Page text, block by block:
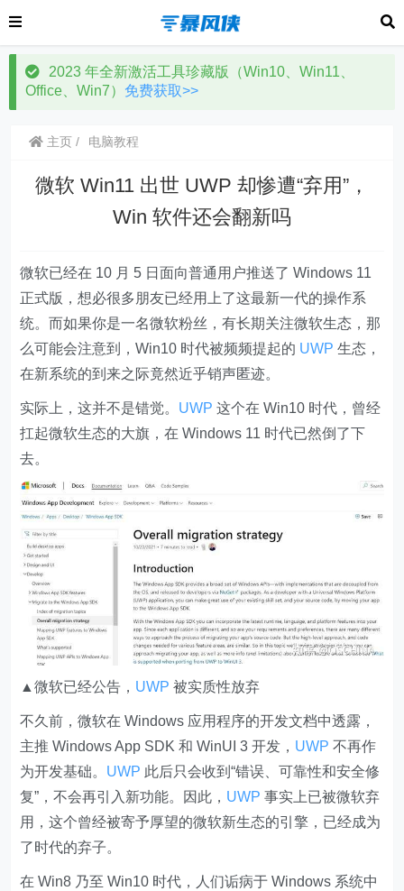
2023 年全新激活工具珍藏版（Win10、Win11、
Office、Win7） 免费获取>>
主页 电脑教程
微软 Win11 出世 UWP 却惨遭“弃用”，
Win 软件还会翻新吗
微软已经在 10 月 5 日面向普通用户推送了 Windows 11
正式版，想必很多朋友已经用上了这最新一代的操作系
统。而如果你是一名微软粉丝，有长期关注微软生态，那
么可能会注意到，Win10 时代被频频提起的 UWP 生态，
在新系统的到来之际竟然近乎销声匿迹。
实际上，这并不是错觉。 UWP 这个在 Win10 时代，曾经
扛起微软生态的大旗，在 Windows 11 时代已然倒了下
去。
▲微软已经公告， UWP 被实质性放弃
不久前，微软在 Windows 应用程序的开发文档中透露，
主推 Windows App SDK 和 WinUI 3 开发， UWP 不再作
为开发基础。 UWP 此后只会收到“错误、可靠性和安全修
复”，不会再引入新功能。因此， UWP 事实上已被微软弃
用，这个曾经被寄予厚望的微软新生态的引擎，已经成为
了时代的弃子。
在 Win8 乃至 Win10 时代，人们诟病于 Windows 系统中